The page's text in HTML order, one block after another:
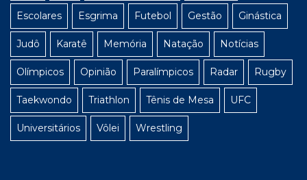
Escolares Esgrima Futebol Gestão Ginástica
Judô Karatê Memória Natação Notícias
Olímpicos Opinião Paralímpicos Radar Rugby
Taekwondo Triathlon Tênis de Mesa UFC
Universitários Vôlei Wrestling